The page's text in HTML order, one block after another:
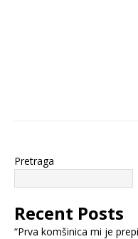
Pretraga
Recent Posts
“Prva komšinica mi je